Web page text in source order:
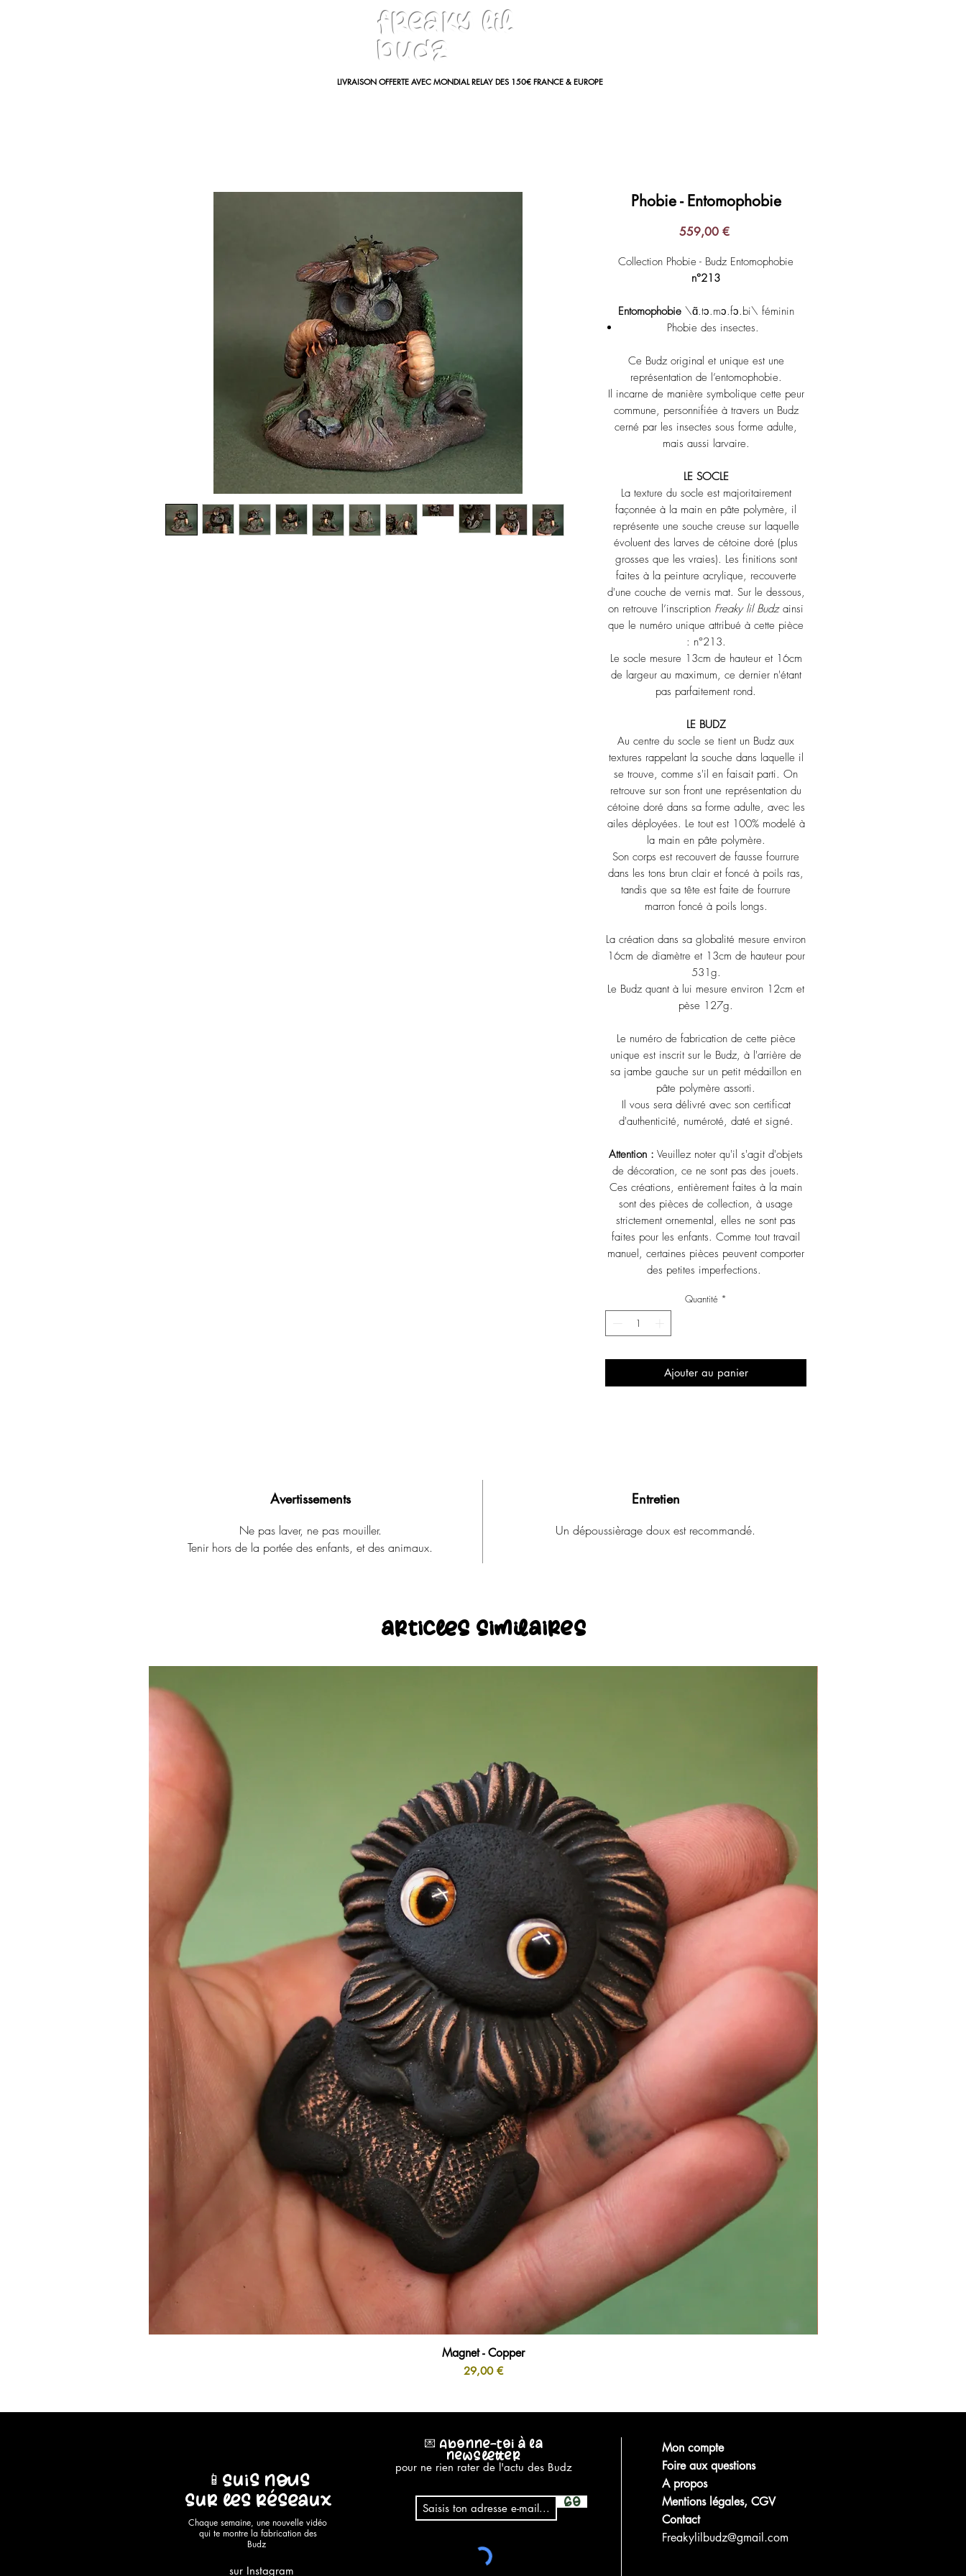
freaky lil
budz
LIVRAISON OFFERTE AVEC MONDIAL RELAY DES 150€ FRANCE & EUROPE
Phobie - Entomophobie
559,00 €Prix
Collection Phobie - Budz Entomophobie
n°213
Entomophobie\ɑ̃.tɔ.mɔ.fɔ.bi\ féminin
Phobie des insectes.
Ce Budz original et unique est une
représentation de l’entomophobie.
Il incarne de manière symbolique cette peur
commune, personnifiée à travers un Budz
cerné par les insectes sous forme adulte,
mais aussi larvaire.
LE SOCLE
La texture du socle est majoritairement
façonnée à la main en pâte polymère, il
représente une souche creuse sur laquelle
évoluent des larves de cétoine doré (plus
grosses que les vraies). Les finitions sont
faites à la peinture acrylique, recouverte
d'une couche de vernis mat. Sur le dessous,
on retrouve l’inscription Freaky lil Budzainsi
que le numéro unique attribué à cette pièce
: n°213.
Le socle mesure 13cm de hauteur et 16cm
de largeur au maximum, ce dernier n'étant
pas parfaitement rond.
LE BUDZ
Au centre du socle se tient un Budz aux
textures rappelant la souche dans laquelle il
se trouve, comme s'il en faisait parti. On
retrouve sur son front une représentation du
cétoine doré dans sa forme adulte, avec les
ailes déployées. Le tout est 100% modelé à
la main en pâte polymère.
Son corps est recouvert de fausse fourrure
dans les tons brun clair et foncé à poils ras,
tandis que sa tête est faite de fourrure
marron foncé à poils longs.
La création dans sa globalité mesure environ
16cm de diamètre et 13cm de hauteur pour
531g.
Le Budz quant à lui mesure environ 12cm et
pèse 127g.
Le numéro de fabrication de cette pièce
unique est inscrit sur le Budz, à l'arrière de
sa jambe gauche sur un petit médaillon en
pâte polymère assorti.
Il vous sera délivré avec son certificat
d'authenticité, numéroté, daté et signé.
Attention : Veuillez noter qu'il s'agit d'objets
de décoration, ce ne sont pas des jouets.
Ces créations, entièrement faites à la main
sont des pièces de collection, à usage
strictement ornemental, elles ne sont pas
faites pour les enfants. Comme tout travail
manuel, certaines pièces peuvent comporter
des petites imperfections.
Quantité *
Ajouter au panier
Avertissements
Ne pas laver, ne pas mouiller.
Tenir hors de la portée des enfants, et des animaux.
Entretien
Un dépoussièrage doux est recommandé.
articles similaires
Aperçu rapide
Magnet - Copper
Prix
29,00 €
Chaque semaine, une nouvelle vidéo
qui te montre la fabrication des
Budz
📱Suis nous
sur les réseaux
sur Instagram
💌 Abonne-toi à la
newsletter
pour ne rien rater de l'actu des Budz
GO
Mon compte
Foire aux questions
A propos
Mentions légales, CGV
Contact
Freakylilbudz@gmail.com